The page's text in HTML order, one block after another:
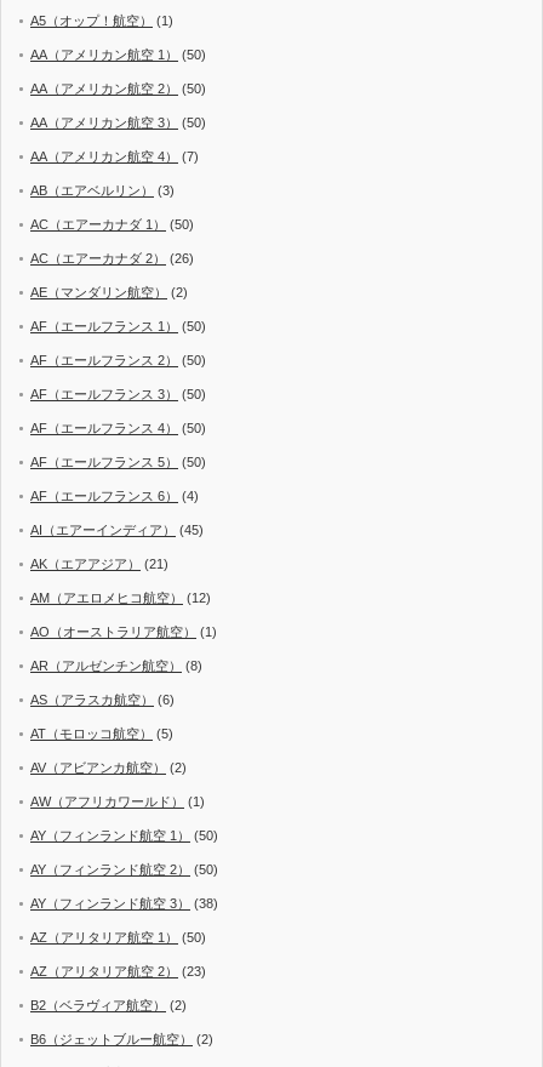
A5（オップ！航空） (1)
AA（アメリカン航空 1） (50)
AA（アメリカン航空 2） (50)
AA（アメリカン航空 3） (50)
AA（アメリカン航空 4） (7)
AB（エアベルリン） (3)
AC（エアーカナダ 1） (50)
AC（エアーカナダ 2） (26)
AE（マンダリン航空） (2)
AF（エールフランス 1） (50)
AF（エールフランス 2） (50)
AF（エールフランス 3） (50)
AF（エールフランス 4） (50)
AF（エールフランス 5） (50)
AF（エールフランス 6） (4)
AI（エアーインディア） (45)
AK（エアアジア） (21)
AM（アエロメヒコ航空） (12)
AO（オーストラリア航空） (1)
AR（アルゼンチン航空） (8)
AS（アラスカ航空） (6)
AT（モロッコ航空） (5)
AV（アビアンカ航空） (2)
AW（アフリカワールド） (1)
AY（フィンランド航空 1） (50)
AY（フィンランド航空 2） (50)
AY（フィンランド航空 3） (38)
AZ（アリタリア航空 1） (50)
AZ（アリタリア航空 2） (23)
B2（ベラヴィア航空） (2)
B6（ジェットブルー航空） (2)